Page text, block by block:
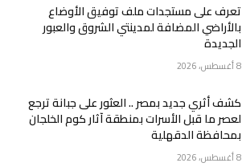
تعرف على مستجدات ملف توفيق الأوضاع
بالأراضي المضافة لمدينتي الشروق والعبور
الجديدة
8 أغسطس، 2026
كشف أثري جديد بمصر .. ⁠العثور على جبانة ترجع
لعصر ما قبل الأسرات بمنطقة آثار كوم الخلجان
بمحافظة الدقهلية
8 أغسطس، 2026